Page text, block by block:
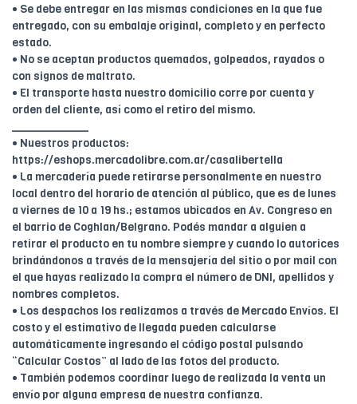
• Se debe entregar en las mismas condiciones en la que fue
entregado, con su embalaje original, completo y en perfecto
estado.
• No se aceptan productos quemados, golpeados, rayados o
con signos de maltrato.
• El transporte hasta nuestro domicilio corre por cuenta y
orden del cliente, así como el retiro del mismo.
____________
• Nuestros productos:
https://eshops.mercadolibre.com.ar/casalibertella
• La mercadería puede retirarse personalmente en nuestro
local dentro del horario de atención al público, que es de lunes
a viernes de 10 a 19 hs.; estamos ubicados en Av. Congreso en
el barrio de Coghlan/Belgrano. Podés mandar a alguien a
retirar el producto en tu nombre siempre y cuando lo autorices
brindándonos a través de la mensajería del sitio o por mail con
el que hayas realizado la compra el número de DNI, apellidos y
nombres completos.
• Los despachos los realizamos a través de Mercado Envíos. El
costo y el estimativo de llegada pueden calcularse
automáticamente ingresando el código postal pulsando
“Calcular Costos” al lado de las fotos del producto.
• También podemos coordinar luego de realizada la venta un
envío por alguna empresa de nuestra confianza.